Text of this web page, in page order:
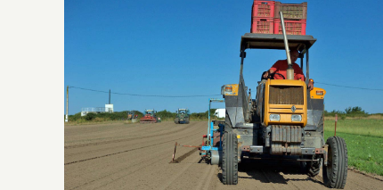
Planté de poireaux